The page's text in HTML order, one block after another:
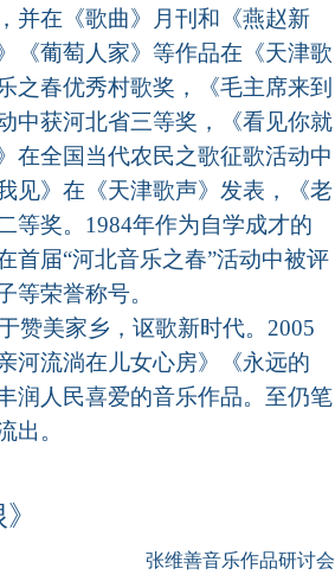
并在《歌曲》月刊和《燕赵新
《葡萄人家》等作品在《天津歌
之春优秀村歌奖，《毛主席来到
中获河北省三等奖，《看见你就
在全国当代农民之歌征歌活动中
见》在《天津歌声》发表，《老
等奖。 1984年作为自学成才的
首届“河北音乐之春”活动中被评
等荣誉称号。
美家乡，讴歌新时代。2005
河流淌在儿女心房》《永远的
润人民喜爱的音乐作品。至仍笔
出。
张维善音乐作品研讨会